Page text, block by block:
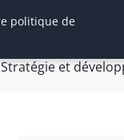
Innovation et
Stratégie et
politique de